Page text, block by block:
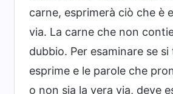
carne, esprimerà ciò che è
via. La carne che non
dubbio. Per esaminare se si
esprime e le parole che
o non sia la vera via, deve